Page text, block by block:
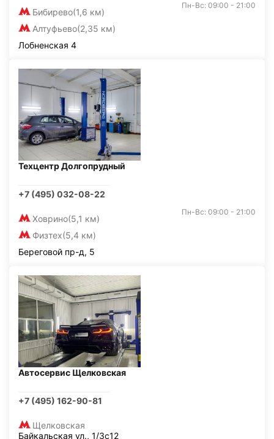
Бибирево(1,6 км)
Алтуфьево(2,35 км)
Пн-Вс: 09:00 - 21:00
Лобненская 4
Техцентр Долгопрудный
+7 (495) 032-08-22
Ховрино(5,1 км)
Физтех(5,4 км)
Пн-Вс: 09:00 - 21:00
Береговой пр-д, 5
Автосервис Щелковская
+7 (495) 162-90-81
Щелковская
Байкальская ул., 1/3с12